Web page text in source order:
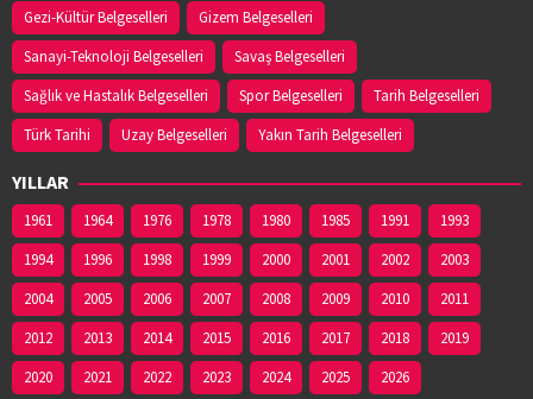
Gezi-Kültür Belgeselleri
Gizem Belgeselleri
Sanayi-Teknoloji Belgeselleri
Savaş Belgeselleri
Sağlık ve Hastalık Belgeselleri
Spor Belgeselleri
Tarih Belgeselleri
Türk Tarihi
Uzay Belgeselleri Yakın Tarih Belgeselleri
YILLAR
1961 1964 1976 1978 1980 1985 1991
1993
1994
1996 1998 1999 2000 2001 2002
2003
2004
2005 2006 2007 2008 2009 2010
2011
2012
2013 2014 2015 2016 2017 2018
2019
2020
2021 2022 2023 2024 2025 2026